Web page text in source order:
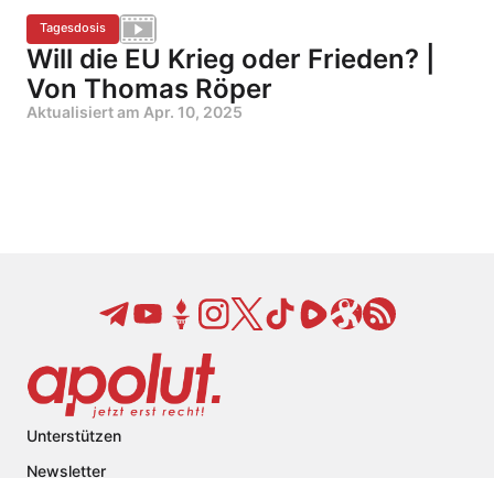
Tagesdosis
Will die EU Krieg oder Frieden? |
Von Thomas Röper
Aktualisiert am Apr. 10, 2025
Unterstützen
Newsletter